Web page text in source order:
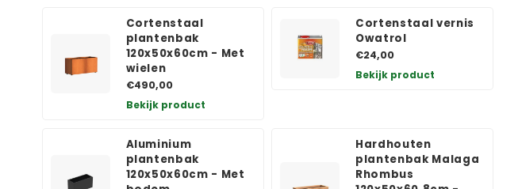
Cortenstaal
plantenbak
120x50x60cm - Met
wielen
€490,00
Bekijk product
Cortenstaal vernis
Owatrol
€24,00
Bekijk product
Aluminium
plantenbak
120x50x60cm - Met
Hardhouten
plantenbak Malaga
Rhombus